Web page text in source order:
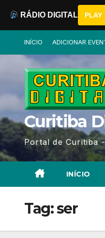
INÍCIO ADICIONAR
Curitiba
Portal de Curitiba
INÍCIO
Tag:ser
RÁDIO DIGITAL PLAY